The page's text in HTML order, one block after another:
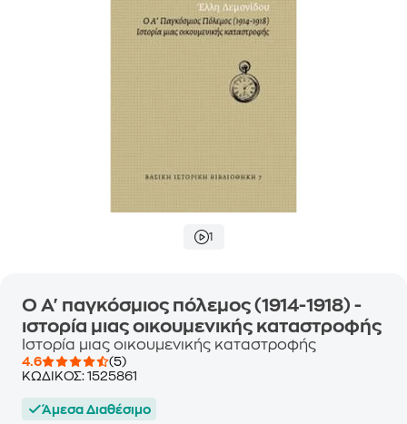
1
Ο Α' παγκόσμιος πόλεμος (1914-1918) -
ιστορία μιας οικουμενικής καταστροφής
Ιστορία μιας οικουμενικής καταστροφής
4.6
(5)
ΚΩΔΙΚΟΣ: 1525861
Άμεσα Διαθέσιμο